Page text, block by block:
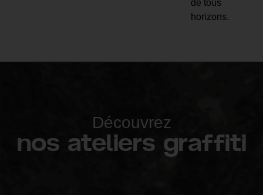
de tous
horizons.
Découvrez
nos ateliers graffiti